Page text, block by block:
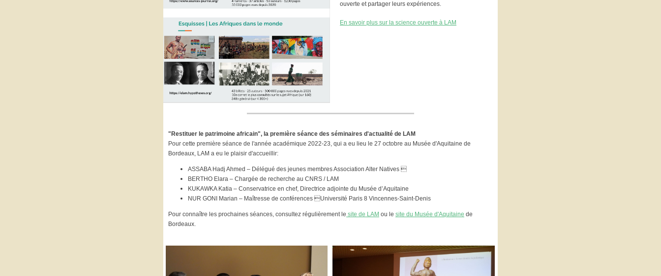
ouverte et partager leurs expériences.
En savoir plus sur la science ouverte à LAM
"Restituer le patrimoine africain", la première séance des séminaires d'actualité de LAM
Pour cette première séance de l'année académique 2022-23, qui a eu lieu le 27 octobre au Musée d'Aquitaine de
Bordeaux, LAM a eu le plaisir d'accueillir:
ASSABA Hadj Ahmed – Délégué des jeunes membres Association Alter Natives 
BERTHO Elara – Chargée de recherche au CNRS / LAM
KUKAWKA Katia – Conservatrice en chef, Directrice adjointe du Musée d’Aquitaine
NUR GONI Marian – Maîtresse de conférences Université Paris 8 Vincennes-Saint-Denis
Pour connaître les prochaines séances, consultez régulièrement le site de LAM ou le site du Musée d'Aquitaine de
Bordeaux.